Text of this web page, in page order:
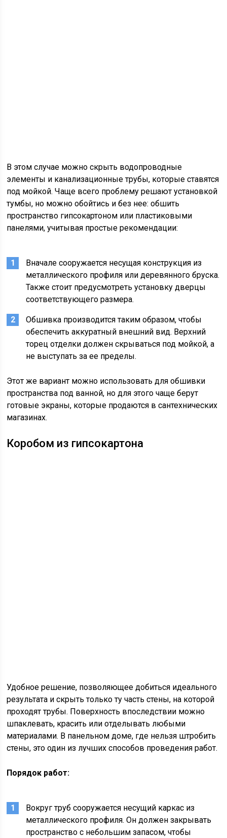
В этом случае можно скрыть водопроводные
элементы и канализационные трубы, которые ставятся
под мойкой. Чаще всего проблему решают установкой
тумбы, но можно обойтись и без нее: обшить
пространство гипсокартоном или пластиковыми
панелями, учитывая простые рекомендации:
Вначале сооружается несущая конструкция из
металлического профиля или деревянного бруска.
Также стоит предусмотреть установку дверцы
соответствующего размера.
Обшивка производится таким образом, чтобы
обеспечить аккуратный внешний вид. Верхний
торец отделки должен скрываться под мойкой, а
не выступать за ее пределы.
Этот же вариант можно использовать для обшивки
пространства под ванной, но для этого чаще берут
готовые экраны, которые продаются в сантехнических
магазинах.
Коробом из гипсокартона
Удобное решение, позволяющее добиться идеального
результата и скрыть только ту часть стены, на которой
проходят трубы. Поверхность впоследствии можно
шпаклевать, красить или отделывать любыми
материалами. В панельном доме, где нельзя штробить
стены, это один из лучших способов проведения работ.
Порядок работ:
Вокруг труб сооружается несущий каркас из
металлического профиля. Он должен закрывать
пространство с небольшим запасом, чтобы